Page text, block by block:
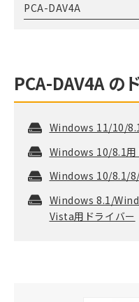
PCA-DAV4A
PCA-DAV4A の
Windows 11/10/
Windows 10/8.1用
Windows 10/8.1/
Windows 8.1/
Vista用ドライバー